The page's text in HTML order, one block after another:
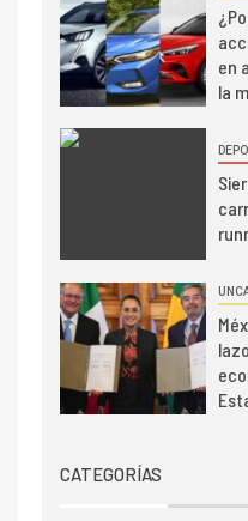
en
la
CATEGORÍAS